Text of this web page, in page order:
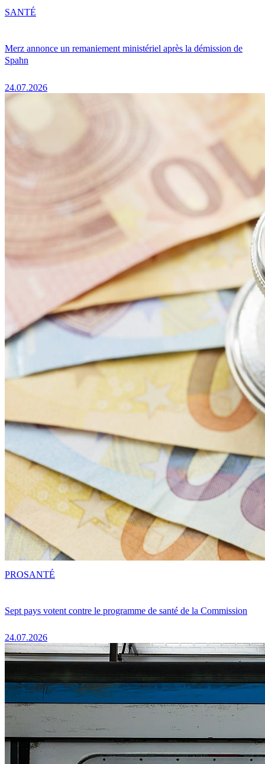
Merz annonce un remaniement ministériel après la démission de
Spahn
24.07.2026
SANTÉ
Sept pays votent contre le programme de santé de la Commission
24.07.2026
PROSANTÉ